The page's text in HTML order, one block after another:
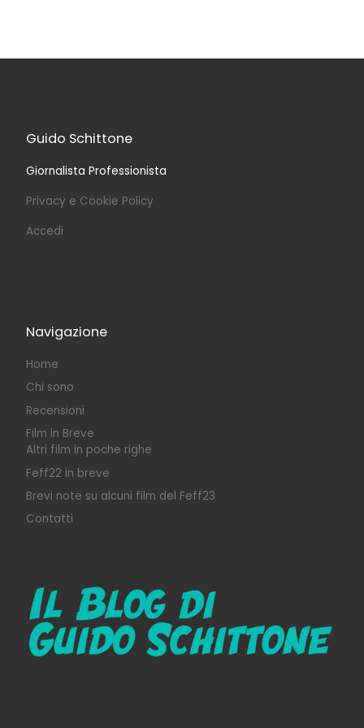
Guido Schittone
Giornalista Professionista
Privacy e Cookie Policy
Accedi
Navigazione
Home
Chi sono
Recensioni
Film in Breve
Altri film in poche righe
Feff22 in breve
Brevi note su alcuni film del Feff23
Contatti